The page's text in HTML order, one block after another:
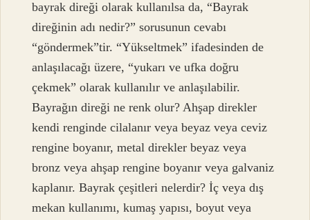
bayrak direği olarak kullanılsa da, “Bayrak
direğinin adı nedir?” sorusunun cevabı
“göndermek”tir. “Yükseltmek” ifadesinden de
anlaşılacağı üzere, “yukarı ve ufka doğru
çekmek” olarak kullanılır ve anlaşılabilir.
Bayrağın direği ne renk olur? Ahşap direkler
kendi renginde cilalanır veya beyaz veya ceviz
rengine boyanır, metal direkler beyaz veya
bronz veya ahşap rengine boyanır veya galvaniz
kaplanır. Bayrak çeşitleri nelerdir? İç veya dış
mekan kullanımı, kumaş yapısı, boyut veya